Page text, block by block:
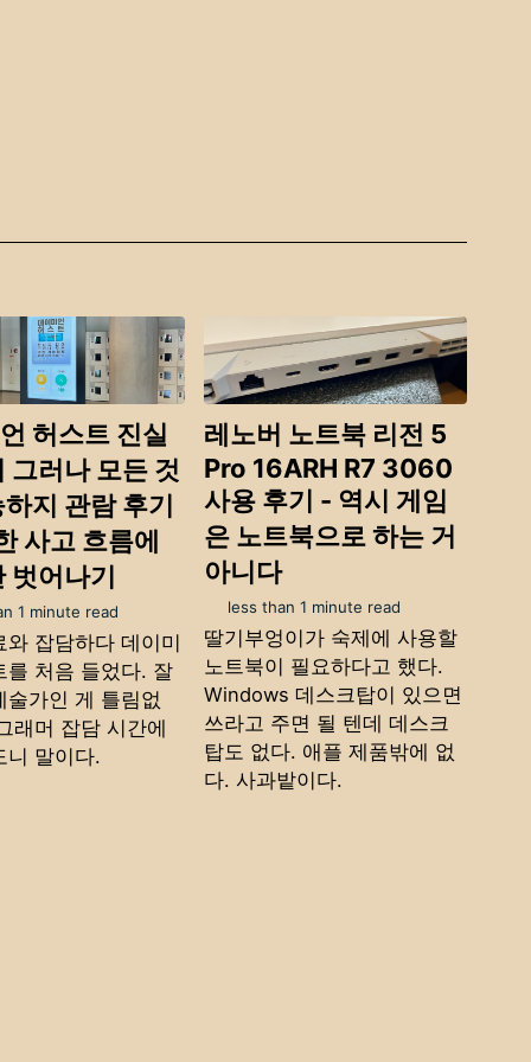
허스트 진실
그러나 모든 것
지 관람 후기
사고 흐름에
벗어나기
1 minute read
와 잡담하다 데이미
를 처음 들었다. 잘
술가인 게 틀림없
래머 잡담 시간에
니 말이다.
레노버 노트북 리전 5
Pro 16ARH R7 3060
사용 후기 - 역시 게임
은 노트북으로 하는 거
아니다
less than 1 minute read
딸기부엉이가 숙제에 사용할
노트북이 필요하다고 했다.
Windows 데스크탑이 있으면
쓰라고 주면 될 텐데 데스크
탑도 없다. 애플 제품밖에 없
다. 사과밭이다.